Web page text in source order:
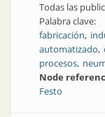
Todas las
Palabra clave:
fabricación
automatizado
procesos
Node
Festo